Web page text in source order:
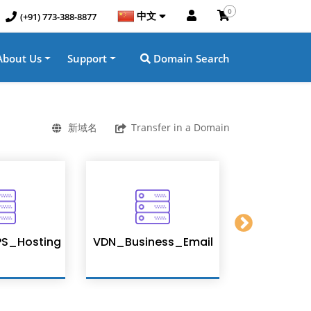
(+91) 773-388-8877 中文 0
Us Support Domain Search
新域名 Transfer in a Domain
VDN_Business_Email